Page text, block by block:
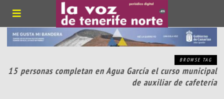
BROWSE TAG
15 personas completan en Agua García el curso municipal
de auxiliar de cafetería